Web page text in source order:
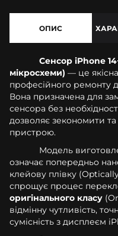
ОПИС
Сенсор iPhone
мікросхеми) — це
професійного ремонту
Вона призначена для
сенсора без
дозволяє зекономити
пристрою.
Модель
означає попередньо
клейову плівку
спрощує процес
оригінального класу
відмінну чутливість,
сумісність з дисплеєм